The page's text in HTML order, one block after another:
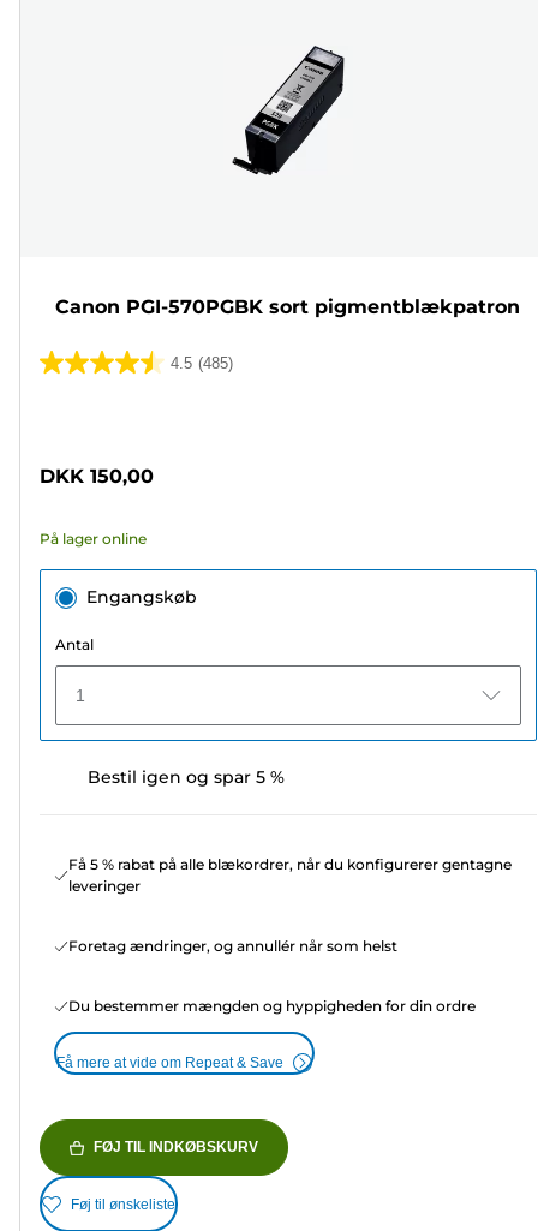
Canon PGI-570PGBK sort pigmentblækpatron
4.5 (485)
4.5
stjerner.
anmeldelser
DKK 150,00
På lager online
Engangskøb
Antal
1
Bestil igen og spar 5 %
Få 5 % rabat på alle blækordrer, når du konfigurerer gentagne
leveringer
Foretag ændringer, og annullér når som helst
Du bestemmer mængden og hyppigheden for din ordre
Få mere at vide om Repeat & Save
FØJ TIL INDKØBSKURV
Føj til ønskeliste